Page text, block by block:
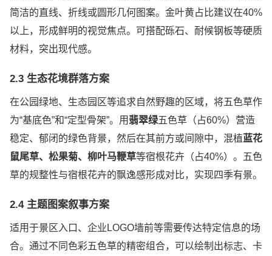
简洁的直线、折线或圆形几何图案。金叶黄占比建议在40%
以上，形成鲜明的视觉焦点。可搭配砾石、耐候钢板等硬质
材料，突出现代感。
2.3 生态花境群落方案
在公园绿地、生态园区等追求自然野趣的区域，将五色草作
为“基底色”和“定型骨架”。用 翡翠绿五色草（占60%）营造
稳定、郁闭的绿色背景，然后在其前方或间隙中，混植蓝花
鼠尾草、松果菊、柳叶马鞭草等宿根花卉（占40%）。五色
草的规整性与宿根花卉的飘逸感形成对比，实现四季有景。
2.4 主题图案叙事方案
适用于景区入口、企业LOGO墙前等需要传达特定信息的场
合。通过不同色彩五色草的精密组合，可以绘制出标志、卡